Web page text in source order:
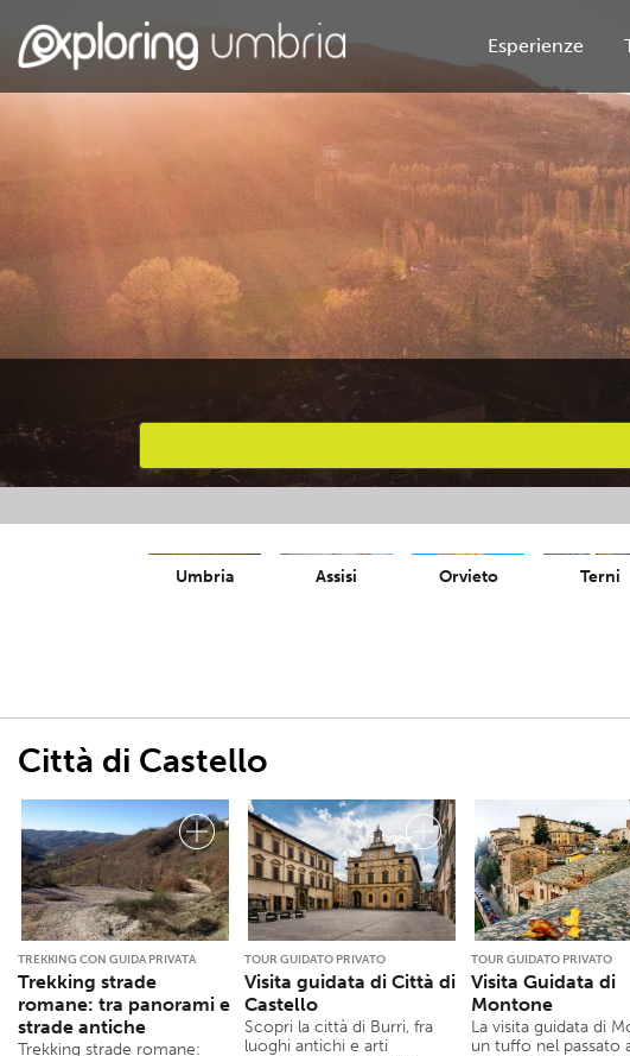
Esperienze
Attività preferite
Umbria Assisi Orvieto Terni
Città di Castello
TREKKING CON GUIDA PRIVATA
Trekking strade
romane: tra panorami e
strade antiche
Trekking strade romane:
TOUR GUIDATO PRIVATO
Visita guidata di Città di
Castello
Scopri la città di Burri, fra
luoghi antichi e arti
TOUR GUIDATO PRIVATO
Visita Guidata di
Montone
La visita guidata di
un tuffo nel passato